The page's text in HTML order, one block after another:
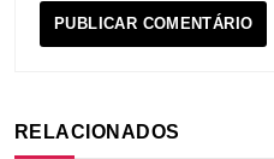
RELACIONADOS